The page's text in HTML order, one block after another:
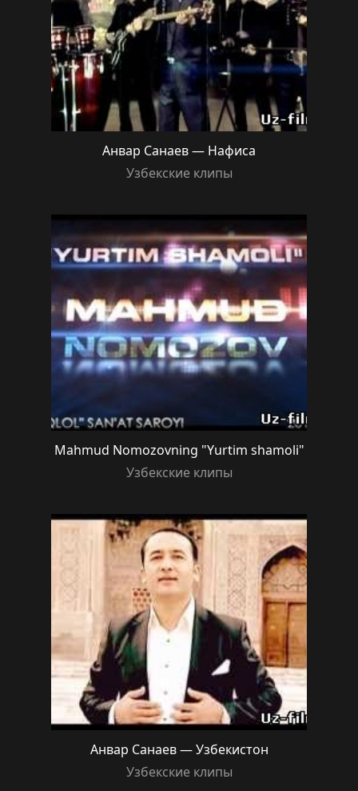
Анвар Санаев — Нафиса
Узбекские клипы
Mahmud Nomozovning "Yurtim shamoli"
Узбекские клипы
Анвар Санаев — Узбекистон
Узбекские клипы